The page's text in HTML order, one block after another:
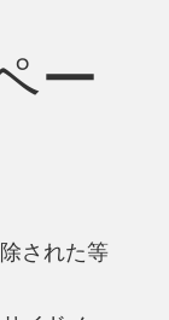
ー
された等